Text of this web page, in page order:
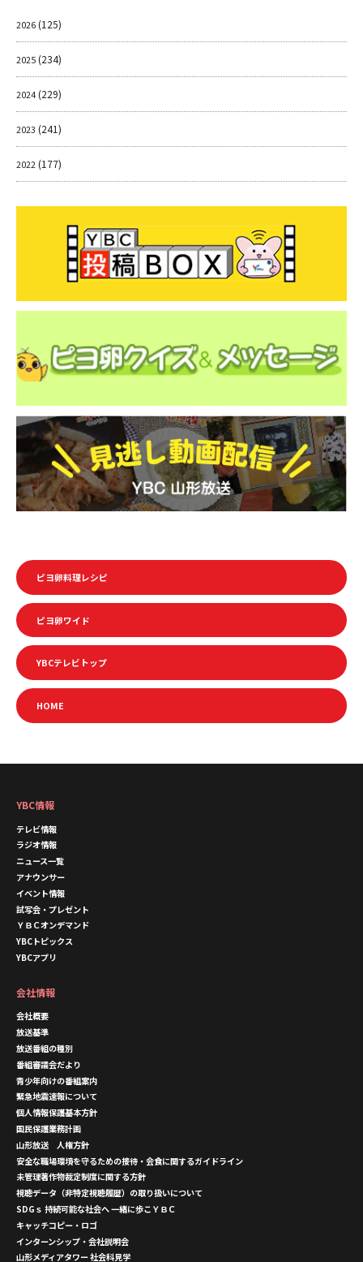
2026(125)
2025(234)
2024(229)
2023 (241)
2022(177)
ピヨ卵料理レシピ
ピヨ卵ワイド
YBCテレビトップ
HOME
YBC情報
テレビ情報
ラジオ情報
ニュース一覧
アナウンサー
イベント情報
試写会・プレゼント
ＹＢＣオンデマンド
YBCトピックス
YBCアプリ
会社情報
会社概要
放送基準
放送番組の種別
番組審議会だより
青少年向けの番組案内
緊急地震速報について
個人情報保護基本方針
国民保護業務計画
山形放送 人権方針
安全な職場環境を守るための接待・会食に関するガイドライン
未管理著作物裁定制度に関する方針
視聴データ（非特定視聴履歴）の取り扱いについて
SDGｓ 持続可能な社会へ 一緒に歩こＹＢＣ
キャッチコピー・ロゴ
インターンシップ・会社説明会
山形メディアタワー 社会科見学